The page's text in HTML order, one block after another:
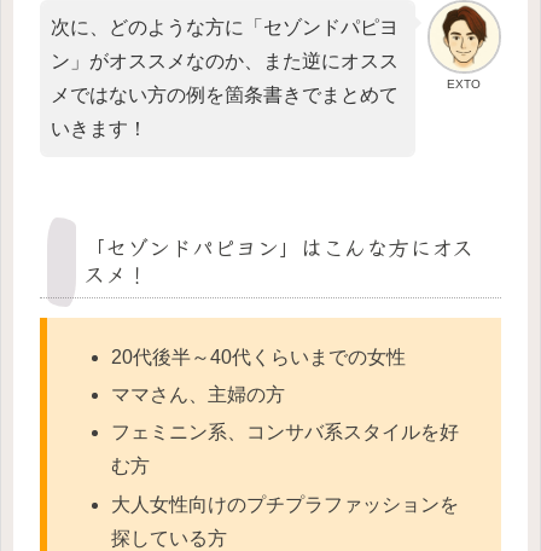
EXTO
次に、どのような方に「セゾンドパピヨ
ン」がオススメなのか、また逆にオスス
メではない方の例を箇条書きでまとめて
いきます！
「セゾンドパピヨン」はこんな方にオス
スメ！
20代後半～40代くらいまでの女性
ママさん、主婦の方
フェミニン系、コンサバ系スタイルを好
む方
大人女性向けのプチプラファッションを
探している方